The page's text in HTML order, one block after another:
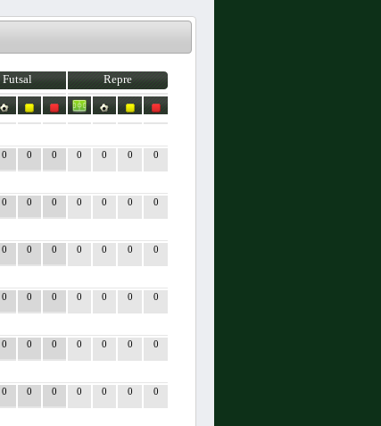
Futsal Repre
0 0 0 0 0 0 0
0 0 0 0 0 0 0
0 0 0 0 0 0 0
0 0 0 0 0 0 0
0 0 0 0 0 0 0
0 0 0 0 0 0 0